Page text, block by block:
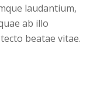
laudantium,
ab illo
beatae vitae.